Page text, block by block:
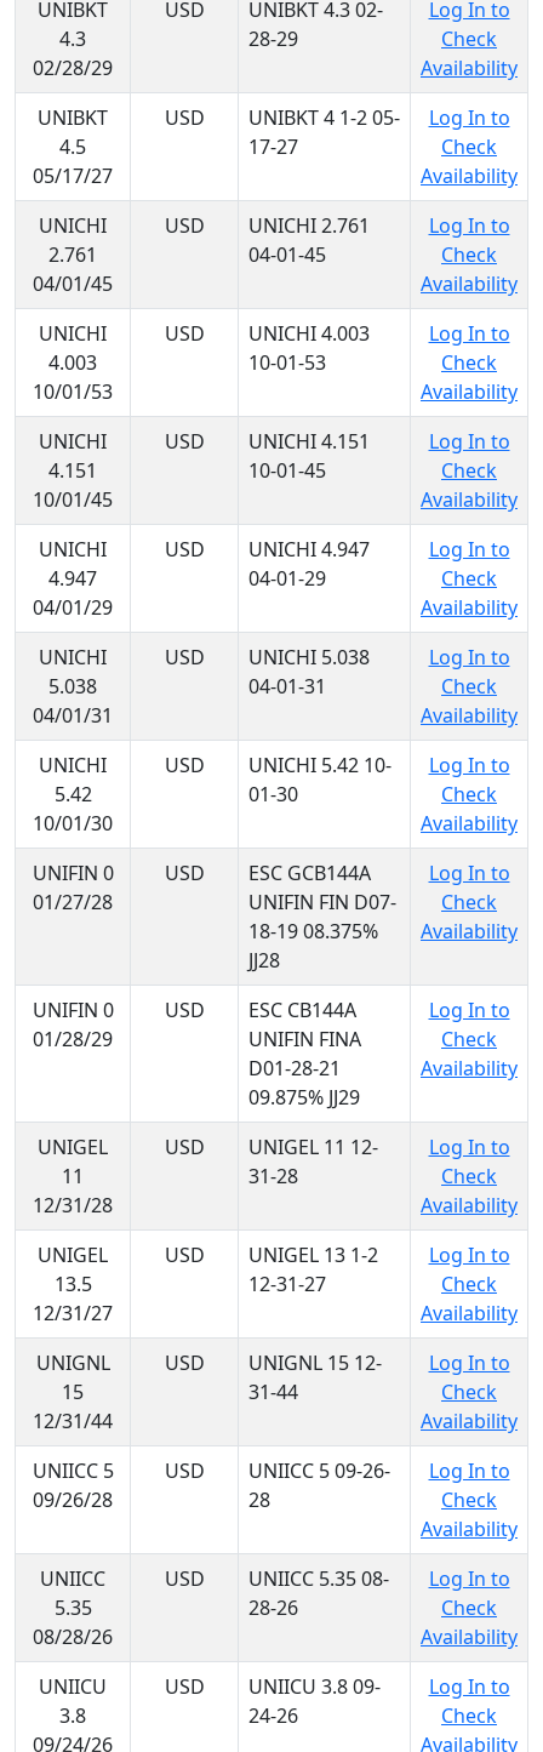
UNIBKT
4.3
02/28/29
USD
UNIBKT 4.3 02-
28-29
Log In to
Check
Availability
UNIBKT
4.5
05/17/27
USD
UNIBKT 4 1-2 05-
17-27
Log In to
Check
Availability
UNICHI
2.761
04/01/45
USD
UNICHI 2.761
04-01-45
Log In to
Check
Availability
UNICHI
4.003
10/01/53
USD
UNICHI 4.003
10-01-53
Log In to
Check
Availability
UNICHI
4.151
10/01/45
USD
UNICHI 4.151
10-01-45
Log In to
Check
Availability
UNICHI
4.947
04/01/29
USD
UNICHI 4.947
04-01-29
Log In to
Check
Availability
UNICHI
5.038
04/01/31
USD
UNICHI 5.038
04-01-31
Log In to
Check
Availability
UNICHI
5.42
10/01/30
USD
UNICHI 5.42 10-
01-30
Log In to
Check
Availability
UNIFIN 0
01/27/28
USD
ESC GCB144A
UNIFIN FIN D07-
18-19 08.375%
JJ28
Log In to
Check
Availability
UNIFIN 0
01/28/29
USD
ESC CB144A
UNIFIN FINA
D01-28-21
09.875% JJ29
Log In to
Check
Availability
UNIGEL
11
12/31/28
USD
UNIGEL 11 12-
31-28
Log In to
Check
Availability
UNIGEL
13.5
12/31/27
USD
UNIGEL 13 1-2
12-31-27
Log In to
Check
Availability
UNIGNL
15
12/31/44
USD
UNIGNL 15 12-
31-44
Log In to
Check
Availability
UNIICC 5
09/26/28
USD
UNIICC 5 09-26-
28
Log In to
Check
Availability
UNIICC
5.35
08/28/26
USD
UNIICC 5.35 08-
28-26
Log In to
Check
Availability
UNIICU
3.8
09/24/26
USD
UNIICU 3.8 09-
24-26
Log In to
Check
Availability